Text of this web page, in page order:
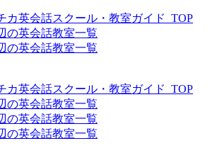
カ英会話スクール・教室ガイド_TOP
の英会話教室一覧
の英会話教室一覧
カ英会話スクール・教室ガイド_TOP
の英会話教室一覧
の英会話教室一覧
の英会話教室一覧